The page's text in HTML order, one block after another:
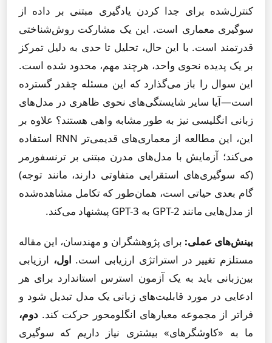
کنترل‌شده برای جدا کردن یادگیری مبتنی بر داده از
سوگیری معماری است. این یک مشارکت روش‌شناختی
قدرتمند است. با این حال، تحلیل تا حدی به دلیل تمرکز
بر یک پدیده نحوی واحد، هرچند مهم، محدود شده است.
این سوال را باز می‌گذارد که این مسئله چقدر گسترده
است—آیا سایر شایستگی‌های نحوی ظاهری در مدل‌های
زبانی انگلیسی نیز به طور مشابه واهی هستند؟ علاوه بر
این، این مطالعه از معماری‌های قدیمی‌تر RNN استفاده
می‌کند؛ آزمایش با مدل‌های مدرن مبتنی بر ترنسفورمر
(که سوگیری‌های استقرایی متفاوتی دارند، مانند توجه)
گام بعدی حیاتی است، همان‌طور که تکامل مشاهده‌شده
از مدل‌هایی مانند GPT-2 به GPT-3 پیشنهاد می‌کند.
بینش‌های عملی: برای پژوهشگران و مهندسان، این مقاله
مستلزم تغییر در استراتژی ارزیابی است. اول، ارزیابی
بین‌زبانی باید به یک آزمون استرس استاندارد برای هر
ادعایی در مورد قابلیت‌های زبانی یک مدل تبدیل شود و
فراتر از مجموعه معیارهای انگلومحور حرکت کند. دوم،
ما به «کاوشگرهای» بیشتری نیاز داریم که سوگیری